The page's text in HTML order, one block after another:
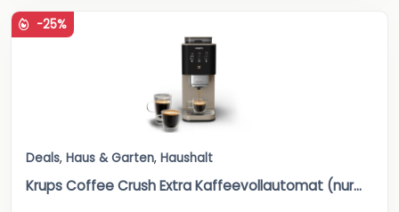
-25%
Deals, Haus & Garten, Haushalt
Krups Coffee Crush Extra Kaffeevollautomat (nur...